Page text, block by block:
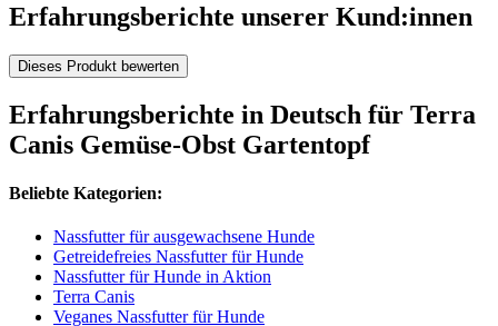
Erfahrungsberichte unserer Kund:innen
Dieses Produkt bewerten
Erfahrungsberichte in Deutsch für Terra
Canis Gemüse-Obst Gartentopf
Beliebte Kategorien:
Nassfutter für ausgewachsene Hunde
Getreidefreies Nassfutter für Hunde
Nassfutter für Hunde in Aktion
Terra Canis
Veganes Nassfutter für Hunde